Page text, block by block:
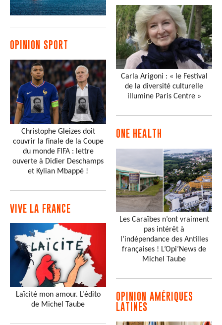
OPINION SPORT
Christophe Gleizes doit
couvrir la finale de la Coupe
du monde FIFA : lettre
ouverte à Didier Deschamps
et Kylian Mbappé !
VIVE LA FRANCE
Laïcité mon amour. L’édito
de Michel Taube
Carla Arigoni : « le Festival
de la diversité culturelle
illumine Paris Centre »
ONE HEALTH
Les Caraïbes n’ont vraiment
pas intérêt à
l’indépendance des Antilles
françaises ! L’Opi’News de
Michel Taube
OPINION AMÉRIQUES
LATINES